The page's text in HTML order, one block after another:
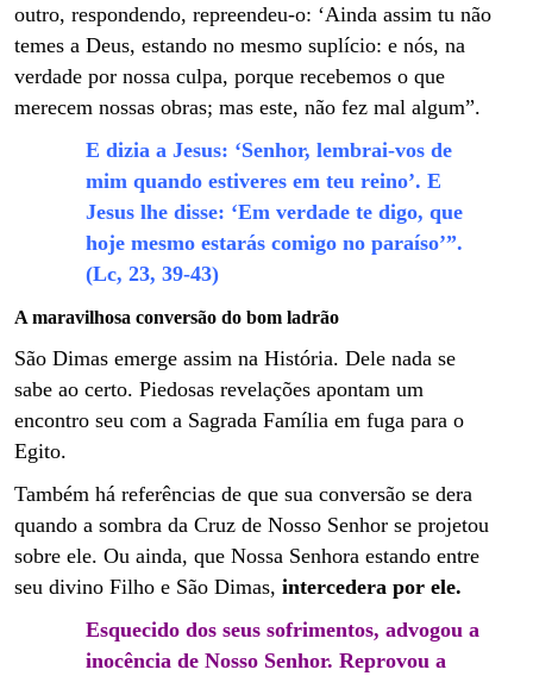
outro, respondendo, repreendeu-o: ‘Ainda assim tu não
temes a Deus, estando no mesmo suplício: e nós, na
verdade por nossa culpa, porque recebemos o que
merecem nossas obras; mas este, não fez mal algum”.
E dizia a Jesus: ‘Senhor, lembrai-vos de
mim quando estiveres em teu reino’. E
Jesus lhe disse: ‘Em verdade te digo, que
hoje mesmo estarás comigo no paraíso’”.
(Lc, 23, 39-43)
A maravilhosa conversão do bom ladrão
São Dimas emerge assim na História. Dele nada se
sabe ao certo. Piedosas revelações apontam um
encontro seu com a Sagrada Família em fuga para o
Egito.
Também há referências de que sua conversão se dera
quando a sombra da Cruz de Nosso Senhor se projetou
sobre ele. Ou ainda, que Nossa Senhora estando entre
seu divino Filho e São Dimas, intercedera por ele.
Esquecido dos seus sofrimentos, advogou a
inocência de Nosso Senhor. Reprovou a